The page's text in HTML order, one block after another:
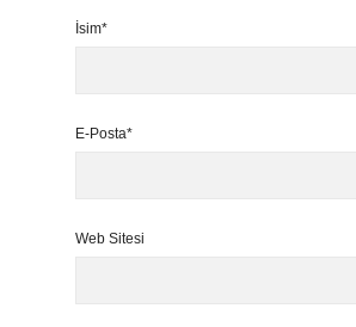
İsim*
E-Posta*
Web Sitesi